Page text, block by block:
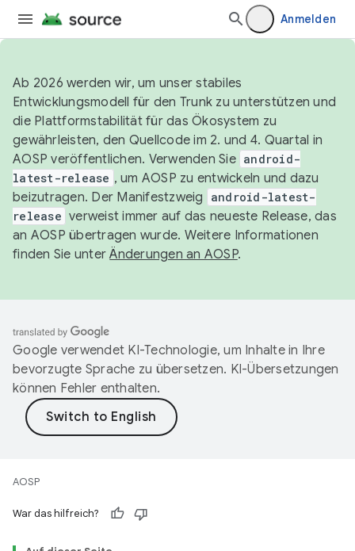
Anmelden
Ab 2026 werden wir, um unser stabiles
Entwicklungsmodell für den Trunk zu unterstützen und
die Plattformstabilität für das Ökosystem zu
gewährleisten, den Quellcode im 2. und 4. Quartal in
AOSP veröffentlichen. Verwenden Sie android-
latest-release , um AOSP zu entwickeln und dazu
beizutragen. Der Manifestzweig
android-latest-
release verweist immer auf das neueste Release, das
an AOSP übertragen wurde. Weitere Informationen
finden Sie unterÄnderungen an AOSP.
Google verwendet KI-Technologie, um Inhalte in Ihre
bevorzugte Sprache zu übersetzen. KI-Übersetzungen
können Fehler enthalten.
AOSP
War das hilfreich?